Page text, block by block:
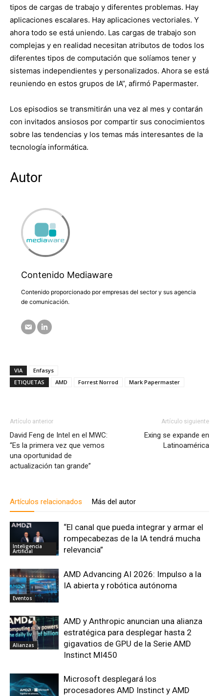
tipos de cargas de trabajo y diferentes problemas. Hay
aplicaciones escalares. Hay aplicaciones vectoriales. Y
ahora todo se está uniendo. Las cargas de trabajo son
complejas y en realidad necesitan atributos de todos los
diferentes tipos de computación que solíamos tener y
sistemas independientes y personalizados. Ahora se está
reuniendo en estos grupos de IA”, afirmó Papermaster.
Los episodios se transmitirán una vez al mes y contarán
con invitados ansiosos por compartir sus conocimientos
sobre las tendencias y los temas más interesantes de la
tecnología informática.
Autor
Contenido Mediaware
Contenido proporcionado por empresas del sector y sus agencia
de comunicación.
VIA
Enfasys
ETIQUETAS
AMD Forrest Norrod Mark Papermaster
Artículo anterior
David Feng de Intel en el MWC:
“Es la primera vez que vemos
una oportunidad de
actualización tan grande”
Artículo siguiente
Exing se expande en
Latinoamérica
Artículos relacionados Más del autor
Inteligencia
Artificial
“El canal que pueda integrar y armar el
rompecabezas de la IA tendrá mucha
relevancia”
Eventos
AMD Advancing AI 2026: Impulso a la
IA abierta y robótica autónoma
Alianzas
AMD y Anthropic anuncian una alianza
estratégica para desplegar hasta 2
gigavatios de GPU de la Serie AMD
Instinct MI450
Microsoft desplegará los
procesadores AMD Instinct y AMD